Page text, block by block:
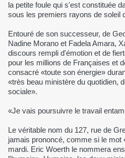
la petite foule qui s'est constituée
sous les premiers rayons de soleil
Entouré de son successeur, de
Nadine Morano et Fadela Amara,
discours rempli d'émotion et de
pour les millions de Françaises et
consacré «toute son énergie»
«très beau ministère du quotidien,
sociale».
«Je vais poursuivre le travail
Le véritable nom du 127, rue de
jamais prononcé, comme si le mot
mardi. Eric Woerth le nommera